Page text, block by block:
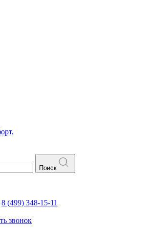
Поиск
8 (499) 348-15-11
звонок